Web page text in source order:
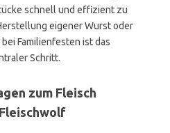
schnell und effizient zu
eigener Wurst oder
Familienfesten ist das
Schritt.
zum Fleisch